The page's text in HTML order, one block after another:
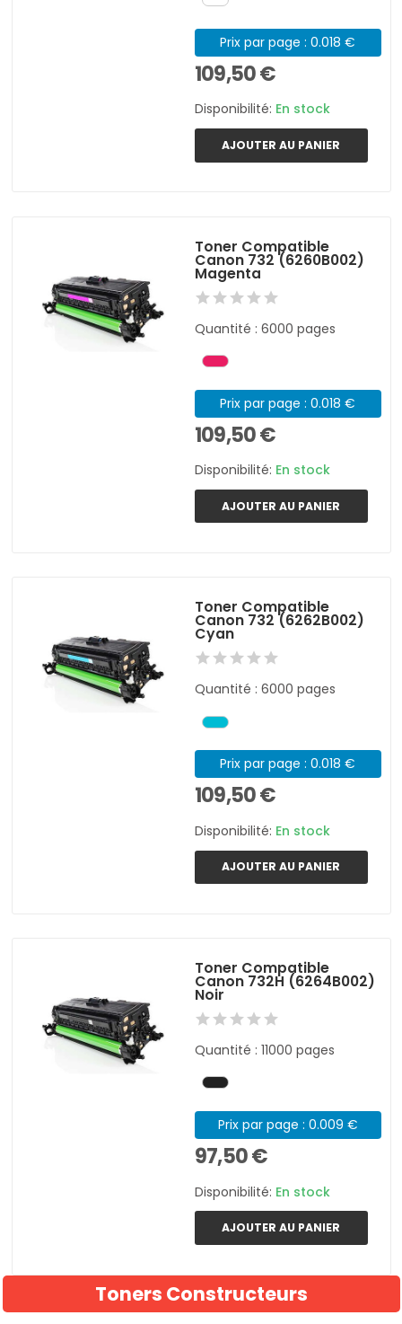
Prix par page : 0.018 €
109,50 €
Disponibilité: En stock
AJOUTER AU PANIER
Toner Compatible
Canon 732 (6260B002)
Magenta
Quantité : 6000 pages
Prix par page : 0.018 €
109,50 €
Disponibilité: En stock
AJOUTER AU PANIER
Toner Compatible
Canon 732 (6262B002)
Cyan
Quantité : 6000 pages
Prix par page : 0.018 €
109,50 €
Disponibilité: En stock
AJOUTER AU PANIER
Toner Compatible
Canon 732H (6264B002)
Noir
Quantité : 11000 pages
Prix par page : 0.009 €
97,50 €
Disponibilité: En stock
AJOUTER AU PANIER
Toners Constructeurs